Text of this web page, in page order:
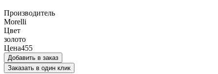
Производитель
Morelli
Цвет
золото
Цена455
Добавить в заказ
Заказать в один клик